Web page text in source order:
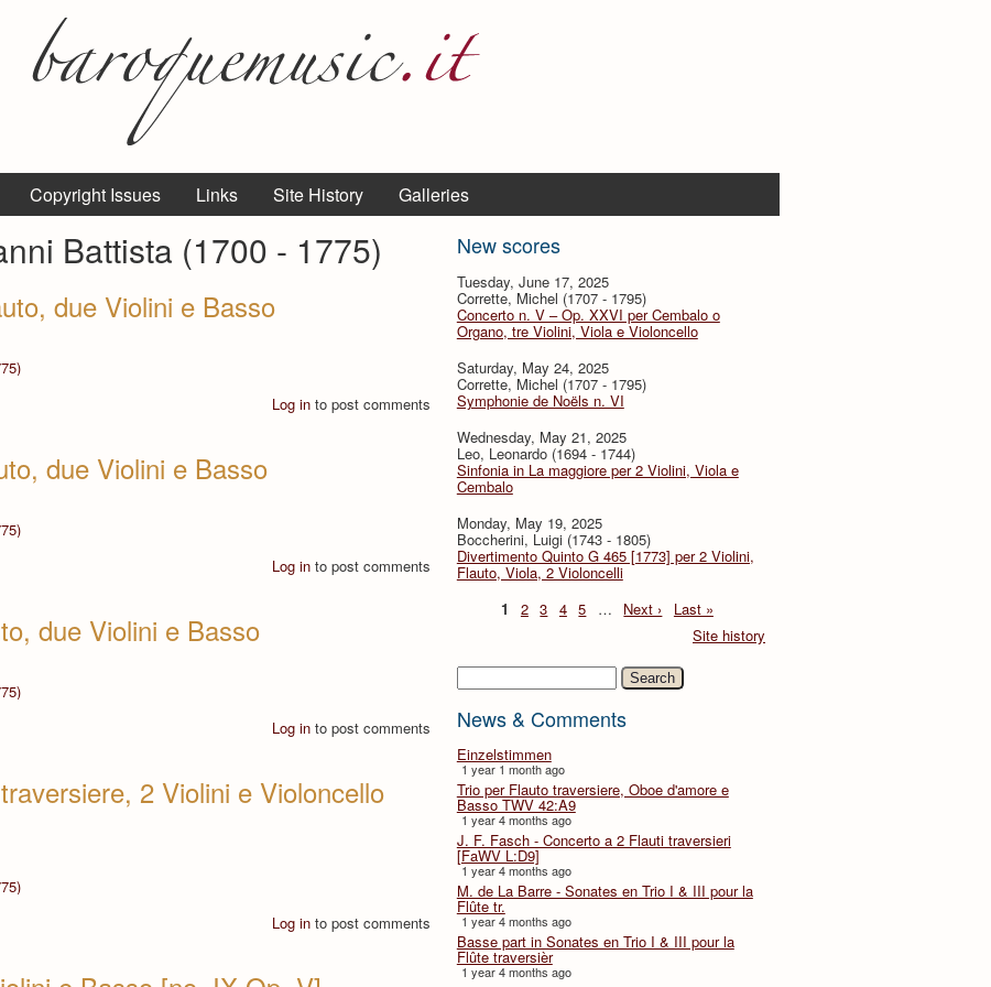
Copyright Issues Links Site History Galleries
New scores
Tuesday, June 17, 2025
Corrette, Michel (1707 - 1795)
Concerto n. V – Op. XXVI per Cembalo o
Organo, tre Violini, Viola e Violoncello
Saturday, May 24, 2025
Corrette, Michel (1707 - 1795)
Symphonie de Noëls n. VI
Wednesday, May 21, 2025
Leo, Leonardo (1694 - 1744)
Sinfonia in La maggiore per 2 Violini, Viola e
Cembalo
Monday, May 19, 2025
Boccherini, Luigi (1743 - 1805)
Divertimento Quinto G 465 [1773] per 2 Violini,
Flauto, Viola, 2 Violoncelli
1
2 3 4 5 … Next ›
Last »
Site history
Search
News & Comments
Einzelstimmen
1 year 1 month ago
Trio per Flauto traversiere, Oboe d'amore e
Basso TWV 42:A9
1 year 4 months ago
J. F. Fasch - Concerto a 2 Flauti traversieri
[FaWV L:D9]
1 year 4 months ago
M. de La Barre - Sonates en Trio I & III pour la
Flûte tr.
1 year 4 months ago
Basse part in Sonates en Trio I & III pour la
Flûte traversièr
1 year 4 months ago
Battista (1700 - 1775)
due Violini e Basso
Log in to post comments
due Violini e Basso
Log in to post comments
due Violini e Basso
Log in to post comments
2 Violini e Violoncello
Log in to post comments